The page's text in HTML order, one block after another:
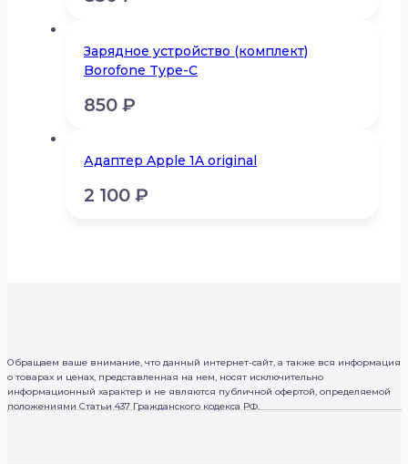
Зарядное устройство (комплект)
Borofone Type-C
850 ₽
Адаптер Apple 1A original
2 100 ₽
Обращаем ваше внимание, что данный интернет-сайт, а также вся информация
о товарах и ценах, представленная на нем, носят исключительно
информационный характер и не являются публичной офертой, определяемой
положениями Статьи 437 Гражданского кодекса РФ.